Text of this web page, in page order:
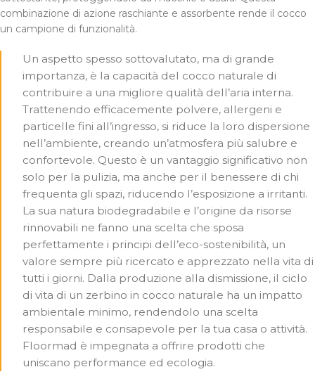
combinazione di azione raschiante e assorbente rende il cocco
un campione di funzionalità.
Un aspetto spesso sottovalutato, ma di grande
importanza, è la capacità del cocco naturale di
contribuire a una migliore qualità dell’aria interna.
Trattenendo efficacemente polvere, allergeni e
particelle fini all’ingresso, si riduce la loro dispersione
nell’ambiente, creando un’atmosfera più salubre e
confortevole. Questo è un vantaggio significativo non
solo per la pulizia, ma anche per il benessere di chi
frequenta gli spazi, riducendo l’esposizione a irritanti.
La sua natura biodegradabile e l’origine da risorse
rinnovabili ne fanno una scelta che sposa
perfettamente i principi dell’eco-sostenibilità, un
valore sempre più ricercato e apprezzato nella vita di
tutti i giorni. Dalla produzione alla dismissione, il ciclo
di vita di un zerbino in cocco naturale ha un impatto
ambientale minimo, rendendolo una scelta
responsabile e consapevole per la tua casa o attività.
Floormad è impegnata a offrire prodotti che
uniscano performance ed ecologia.